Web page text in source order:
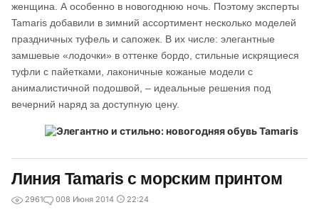
женщина. А особенно в новогоднюю ночь. Поэтому эксперты
Tamaris добавили в зимний ассортимент несколько моделей
праздничных туфель и сапожек. В их числе: элегантные
замшевые «лодочки» в оттенке бордо, стильные искрящиеся
туфли с пайетками, лаконичные кожаные модели с
анималистичной подошвой, – идеальные решения под
вечерний наряд за доступную цену.
Линия Tamaris с морским принтом
2961 008 Июня 2014 22:24